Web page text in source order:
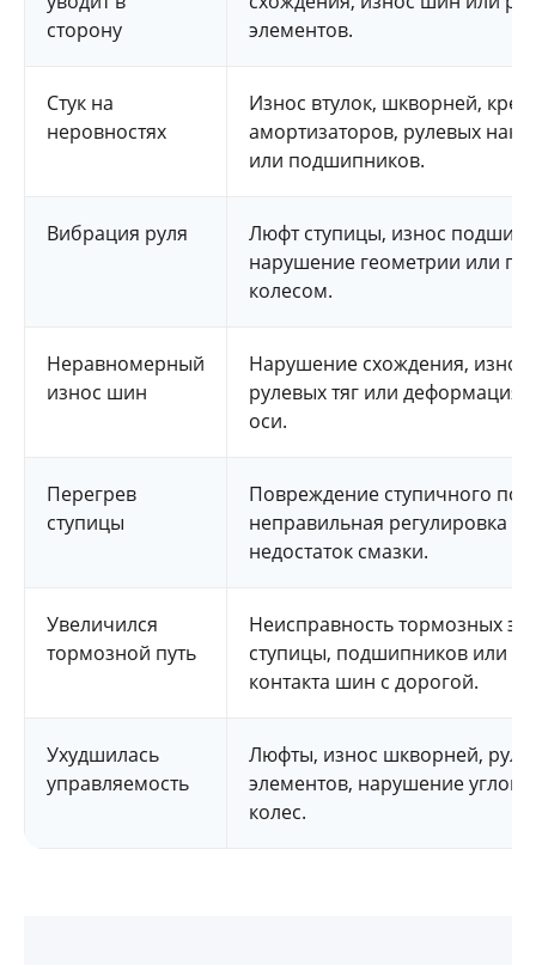
сторону
элементов.
Стук на
неровностях
Износ втулок, шкворней,
амортизаторов, рулевых
или подшипников.
Вибрация руля
Люфт ступицы, износ
нарушение геометрии или
колесом.
Неравномерный
износ шин
Нарушение схождения,
рулевых тяг или деформация
оси.
Перегрев
ступицы
Повреждение ступичного
неправильная регулировка
недостаток смазки.
Увеличился
тормозной путь
Неисправность тормозных
ступицы, подшипников или
контакта шин с дорогой.
Ухудшилась
управляемость
Люфты, износ шкворней,
элементов, нарушение углов
колес.